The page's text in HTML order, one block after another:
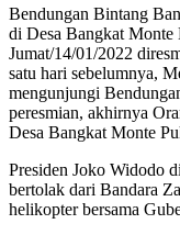
Bendungan Bintang
di Desa Bangkat Monte
Jumat/14/01/2022
satu hari sebelumnya,
mengunjungi
peresmian, akhirnya
Desa Bangkat Monte
Presiden Joko Widodo
bertolak dari Bandara
helikopter bersama